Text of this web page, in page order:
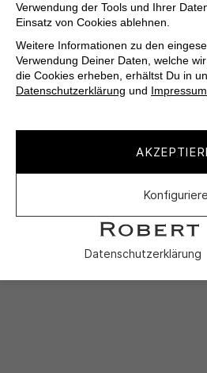
Verwendung der Tools und Ihrer
Einsatz von Cookies ablehnen.
Weitere Informationen zu den
Verwendung Deiner Daten, welche
die Cookies erheben, erhältst Du in
Datenschutzerklärung und Impressum
Datenschutzerklärung